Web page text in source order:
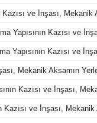
ve İnşası,
Yapısının Kazısı ve
Yapısının Kazısı ve
Mekanik Aksamın
Kazısı ve İnşası,
ve İnşası,